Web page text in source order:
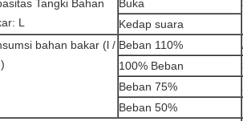
Tangki Bahan
L
Buka
Kedap suara
bahan bakar (l / Beban 110%
100% Beban
Beban 75%
Beban 50%